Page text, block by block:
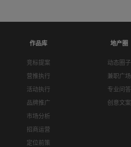
作品库
竞标提案
营推执行
活动执行
品牌推广
市场分析
招商运营
定位前策
地产圈
动态圈子
兼职广场
专业问答
创意文案